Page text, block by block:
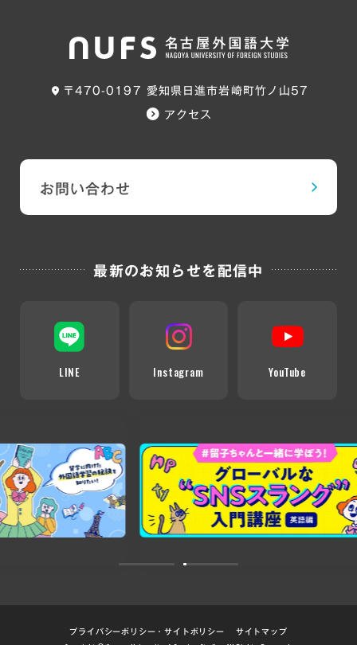
〒470-0197 愛知県日進市岩崎町竹ノ山57
アクセス
お問い合わせ
最新のお知らせを配信中
LINE Instagram YouTube
プライバシーポリシー・サイトポリシー サイトマップ